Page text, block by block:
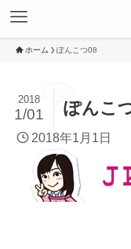
ホーム ぽんこつ08
ぽんこ
2018
1/01
2018年1月1日